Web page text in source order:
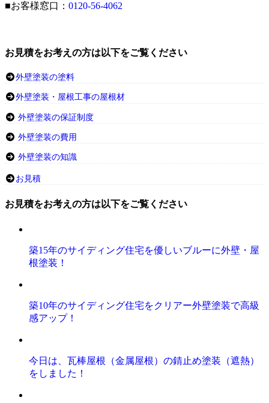
■お客様窓口： 0120-56-4062
お見積をお考えの方は以下をご覧ください
外壁塗装の塗料
外壁塗装・屋根工事の屋根材
外壁塗装の保証制度
外壁塗装の費用
外壁塗装の知識
お見積
お見積をお考えの方は以下をご覧ください
築15年のサイディング住宅を優しいブルーに外壁・屋
根塗装！
築10年のサイディング住宅をクリアー外壁塗装で高級
感アップ！
今日は、瓦棒屋根（金属屋根）の錆止め塗装（遮熱）
をしました！